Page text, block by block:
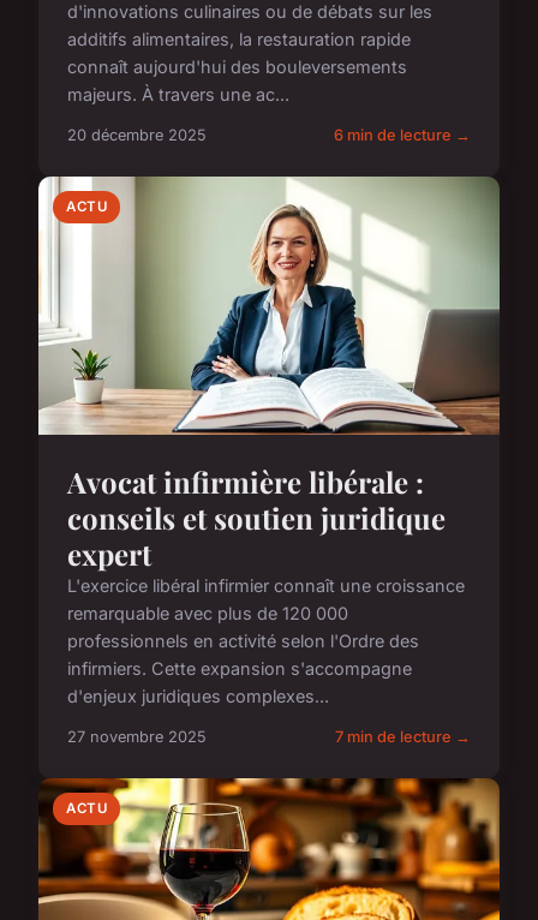
d'innovations culinaires ou de débats sur les
additifs alimentaires, la restauration rapide
connaît aujourd'hui des bouleversements
majeurs. À travers une ac...
20 décembre 2025 6 min de lecture →
ACTU
Avocat infirmière libérale :
conseils et soutien juridique
expert
L'exercice libéral infirmier connaît une croissance
remarquable avec plus de 120 000
professionnels en activité selon l'Ordre des
infirmiers. Cette expansion s'accompagne
d'enjeux juridiques complexes...
27 novembre 2025 7 min de lecture →
ACTU